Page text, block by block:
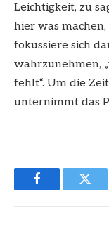
Leichtigkeit, zu
hier was machen,
fokussiere sich
wahrzunehmen,
fehlt“. Um die
unternimmt das
Facebook